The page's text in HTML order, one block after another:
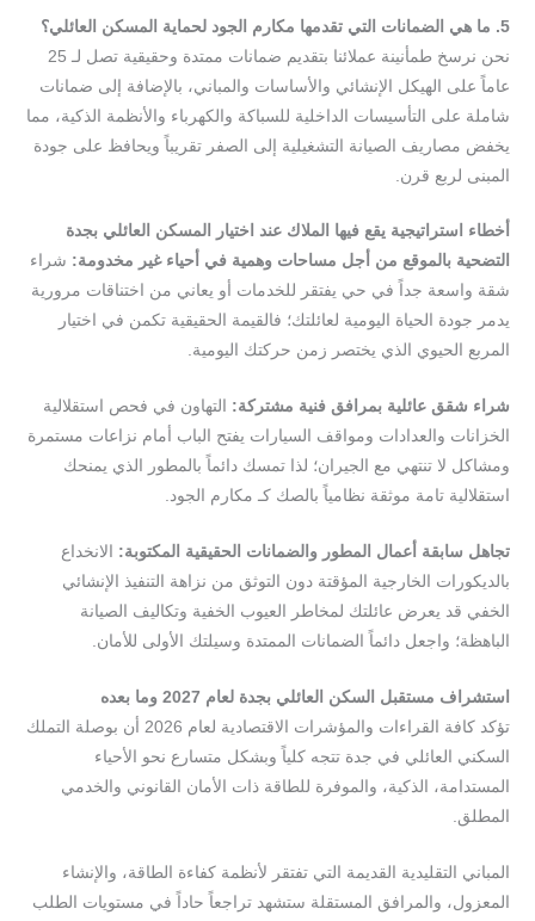
5. ما هي الضمانات التي تقدمها مكارم الجود لحماية المسكن العائلي؟
نحن نرسخ طمأنينة عملائنا بتقديم ضمانات ممتدة وحقيقية تصل لـ 25
عاماً على الهيكل الإنشائي والأساسات والمباني، بالإضافة إلى ضمانات
شاملة على التأسيسات الداخلية للسباكة والكهرباء والأنظمة الذكية، مما
يخفض مصاريف الصيانة التشغيلية إلى الصفر تقريباً ويحافظ على جودة
المبنى لربع قرن.
أخطاء استراتيجية يقع فيها الملاك عند اختيار المسكن العائلي بجدة
التضحية بالموقع من أجل مساحات وهمية في أحياء غير مخدومة: شراء
شقة واسعة جداً في حي يفتقر للخدمات أو يعاني من اختناقات مرورية
يدمر جودة الحياة اليومية لعائلتك؛ فالقيمة الحقيقية تكمن في اختيار
المربع الحيوي الذي يختصر زمن حركتك اليومية.
شراء شقق عائلية بمرافق فنية مشتركة: التهاون في فحص استقلالية
الخزانات والعدادات ومواقف السيارات يفتح الباب أمام نزاعات مستمرة
ومشاكل لا تنتهي مع الجيران؛ لذا تمسك دائماً بالمطور الذي يمنحك
استقلالية تامة موثقة نظامياً بالصك كـ مكارم الجود.
تجاهل سابقة أعمال المطور والضمانات الحقيقية المكتوبة: الانخداع
بالديكورات الخارجية المؤقتة دون التوثق من نزاهة التنفيذ الإنشائي
الخفي قد يعرض عائلتك لمخاطر العيوب الخفية وتكاليف الصيانة
الباهظة؛ واجعل دائماً الضمانات الممتدة وسيلتك الأولى للأمان.
استشراف مستقبل السكن العائلي بجدة لعام وما بعده
تؤكد كافة القراءات والمؤشرات الاقتصادية لعام 2026 أن بوصلة التملك
السكني العائلي في جدة تتجه كلياً وبشكل متسارع نحو الأحياء
المستدامة، الذكية، والموفرة للطاقة ذات الأمان القانوني والخدمي
المطلق.
المباني التقليدية القديمة التي تفتقر لأنظمة كفاءة الطاقة، والإنشاء
المعزول، والمرافق المستقلة ستشهد تراجعاً حاداً في مستويات الطلب